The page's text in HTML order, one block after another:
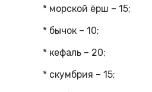
* морской ёрш – 15;
* бычок – 10;
* кефаль – 20;
* скумбрия – 15;